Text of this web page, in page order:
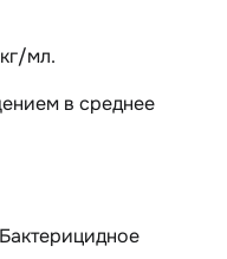
мл.
в среднее